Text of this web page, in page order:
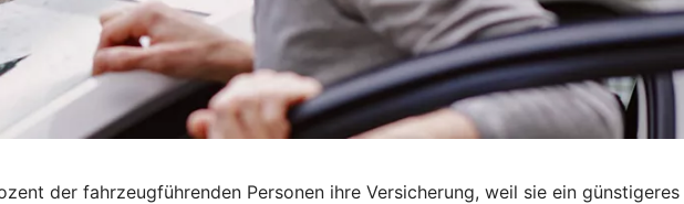
der fahrzeugführenden Personen ihre Versicherung, weil sie ein günstigeres